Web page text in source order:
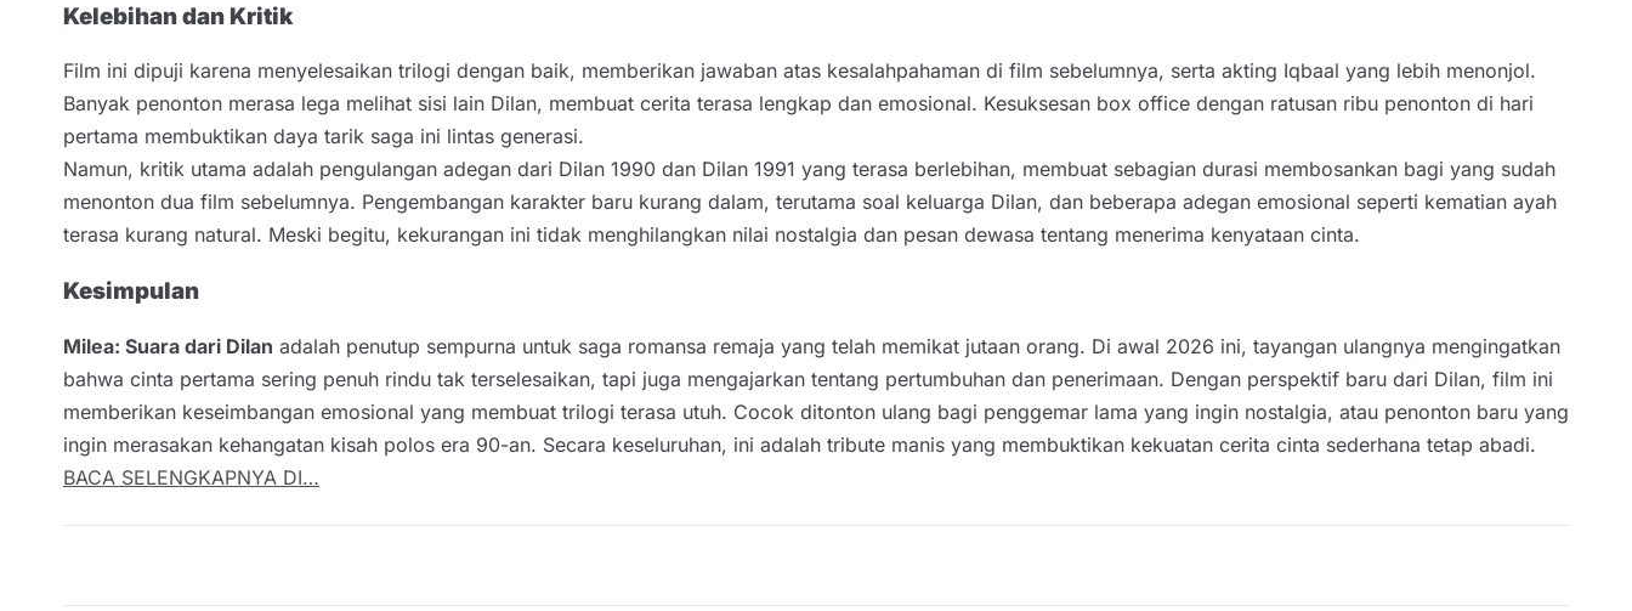
Kelebihan dan Kritik
Film ini dipuji karena menyelesaikan trilogi dengan baik, memberikan jawaban atas kesalahpahaman di film sebelumnya, serta akting Iqbaal yang lebih menonjol.
Banyak penonton merasa lega melihat sisi lain Dilan, membuat cerita terasa lengkap dan emosional. Kesuksesan box office dengan ratusan ribu penonton di hari
pertama membuktikan daya tarik saga ini lintas generasi.
Namun, kritik utama adalah pengulangan adegan dari Dilan 1990 dan Dilan 1991 yang terasa berlebihan, membuat sebagian durasi membosankan bagi yang sudah
menonton dua film sebelumnya. Pengembangan karakter baru kurang dalam, terutama soal keluarga Dilan, dan beberapa adegan emosional seperti kematian ayah
terasa kurang natural. Meski begitu, kekurangan ini tidak menghilangkan nilai nostalgia dan pesan dewasa tentang menerima kenyataan cinta.
Kesimpulan
Milea: Suara dari Dilan adalah penutup sempurna untuk saga romansa remaja yang telah memikat jutaan orang. Di awal 2026 ini, tayangan ulangnya mengingatkan
bahwa cinta pertama sering penuh rindu tak terselesaikan, tapi juga mengajarkan tentang pertumbuhan dan penerimaan. Dengan perspektif baru dari Dilan, film ini
memberikan keseimbangan emosional yang membuat trilogi terasa utuh. Cocok ditonton ulang bagi penggemar lama yang ingin nostalgia, atau penonton baru yang
ingin merasakan kehangatan kisah polos era 90-an. Secara keseluruhan, ini adalah tribute manis yang membuktikan kekuatan cerita cinta sederhana tetap abadi.
BACA SELENGKAPNYA DI…